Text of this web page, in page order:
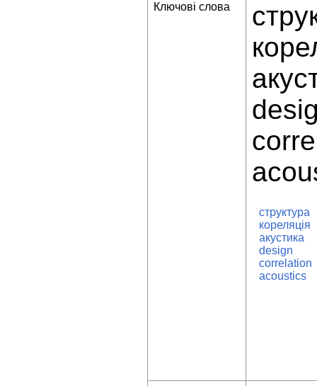
Ключові слова
структура
кореляція
акустика
design
correlation
acoustics